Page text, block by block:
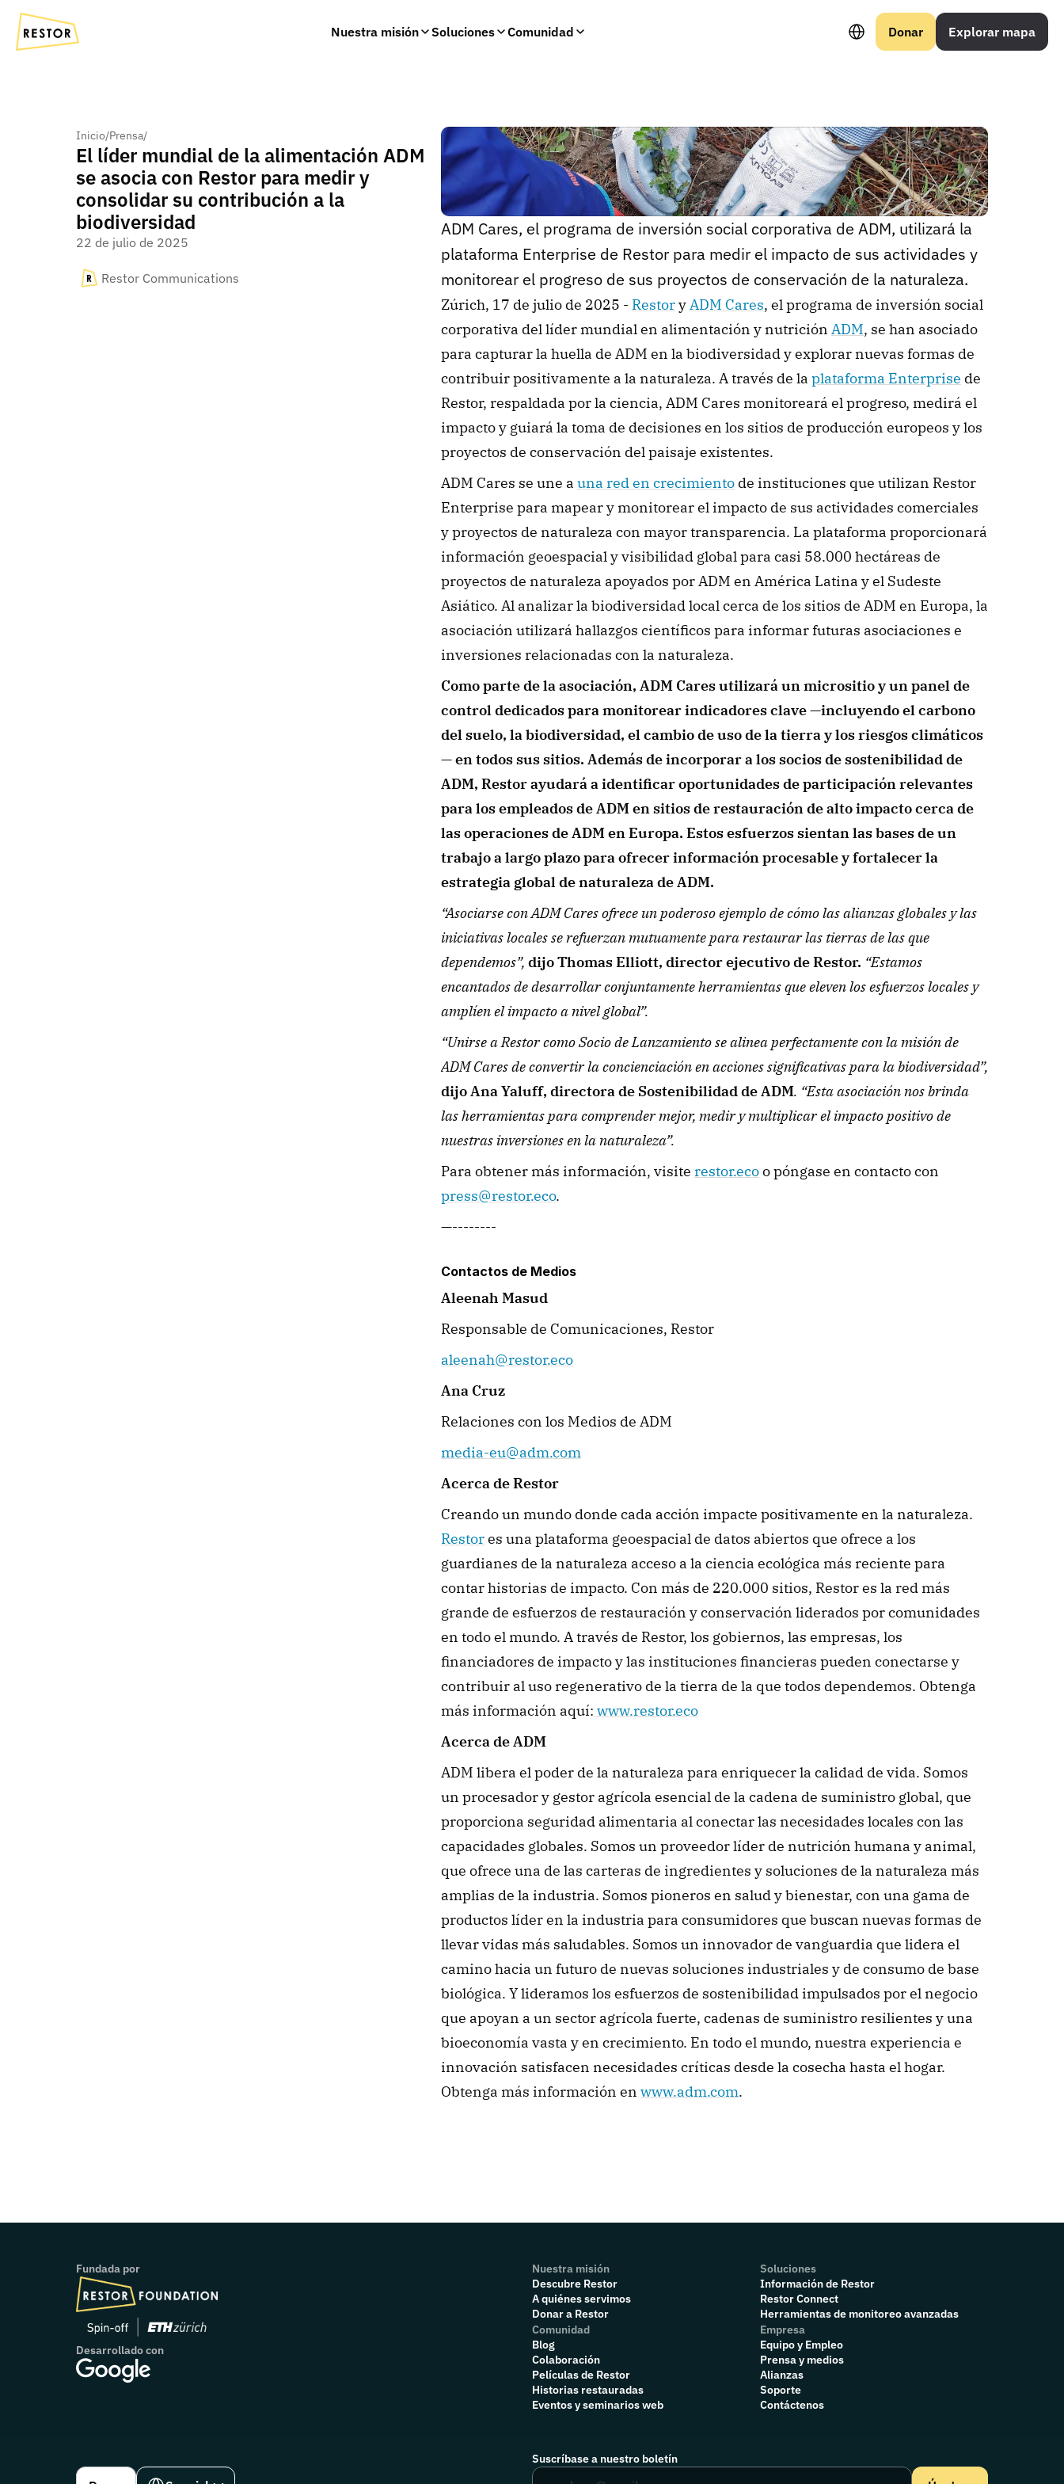
Nuestra misión Soluciones Comunidad
Select Language
Donar Explorar mapa
Inicio/Prensa/
El líder mundial de la alimentación ADM
se asocia con Restor para medir y
consolidar su contribución a la
biodiversidad
22 de julio de 2025
Restor Communications
ADM Cares, el programa de inversión social corporativa de ADM, utilizará la
plataforma Enterprise de Restor para medir el impacto de sus actividades y
monitorear el progreso de sus proyectos de conservación de la naturaleza.
Zúrich, 17 de julio de 2025 - Restor y ADM Cares, el programa de inversión social
corporativa del líder mundial en alimentación y nutrición ADM, se han asociado
para capturar la huella de ADM en la biodiversidad y explorar nuevas formas de
contribuir positivamente a la naturaleza. A través de la plataforma Enterprise de
Restor, respaldada por la ciencia, ADM Cares monitoreará el progreso, medirá el
impacto y guiará la toma de decisiones en los sitios de producción europeos y los
proyectos de conservación del paisaje existentes.
ADM Cares se une a una red en crecimiento de instituciones que utilizan Restor
Enterprise para mapear y monitorear el impacto de sus actividades comerciales
y proyectos de naturaleza con mayor transparencia. La plataforma proporcionará
información geoespacial y visibilidad global para casi 58.000 hectáreas de
proyectos de naturaleza apoyados por ADM en América Latina y el Sudeste
Asiático. Al analizar la biodiversidad local cerca de los sitios de ADM en Europa, la
asociación utilizará hallazgos científicos para informar futuras asociaciones e
inversiones relacionadas con la naturaleza.
Como parte de la asociación, ADM Cares utilizará un micrositio y un panel de
control dedicados para monitorear indicadores clave —incluyendo el carbono
del suelo, la biodiversidad, el cambio de uso de la tierra y los riesgos climáticos
— en todos sus sitios. Además de incorporar a los socios de sostenibilidad de
ADM, Restor ayudará a identificar oportunidades de participación relevantes
para los empleados de ADM en sitios de restauración de alto impacto cerca de
las operaciones de ADM en Europa. Estos esfuerzos sientan las bases de un
trabajo a largo plazo para ofrecer información procesable y fortalecer la
estrategia global de naturaleza de ADM.
“Asociarse con ADM Cares ofrece un poderoso ejemplo de cómo las alianzas globales y las
iniciativas locales se refuerzan mutuamente para restaurar las tierras de las que
dependemos”, dijo Thomas Elliott, director ejecutivo de Restor. “Estamos
encantados de desarrollar conjuntamente herramientas que eleven los esfuerzos locales y
amplíen el impacto a nivel global”.
“Unirse a Restor como Socio de Lanzamiento se alinea perfectamente con la misión de
dijo Ana Yaluff, directora de Sostenibilidad de ADM. “Esta asociación nos brinda
las herramientas para comprender mejor, medir y multiplicar el impacto positivo de
nuestras inversiones en la naturaleza”.
Para obtener más información, visite restor.eco
press@restor.eco.
—--------
Contactos de Medios
Aleenah Masud
Responsable de Comunicaciones, Restor
aleenah@restor.eco
Ana Cruz
Relaciones con los Medios de ADM
media-eu@adm.com
Acerca de Restor
Restor es una plataforma geoespacial de datos abiertos que ofrece a los
guardianes de la naturaleza acceso a la ciencia ecológica más reciente para
contar historias de impacto. Con más de 220.000 sitios, Restor es la red más
grande de esfuerzos de restauración y conservación liderados por comunidades
en todo el mundo. A través de Restor, los gobiernos, las empresas, los
financiadores de impacto y las instituciones financieras pueden conectarse y
contribuir al uso regenerativo de la tierra de la que todos dependemos. Obtenga
más información aquí: www.restor.eco
Acerca de ADM
ADM libera el poder de la naturaleza para enriquecer la calidad de vida. Somos
un procesador y gestor agrícola esencial de la cadena de suministro global, que
proporciona seguridad alimentaria al conectar las necesidades locales con las
capacidades globales. Somos un proveedor líder de nutrición humana y animal,
que ofrece una de las carteras de ingredientes y soluciones de la naturaleza más
amplias de la industria. Somos pioneros en salud y bienestar, con una gama de
productos líder en la industria para consumidores que buscan nuevas formas de
llevar vidas más saludables. Somos un innovador de vanguardia que lidera el
camino hacia un futuro de nuevas soluciones industriales y de consumo de base
biológica. Y lideramos los esfuerzos de sostenibilidad impulsados por el negocio
que apoyan a un sector agrícola fuerte, cadenas de suministro resilientes y una
bioeconomía vasta y en crecimiento. En todo el mundo, nuestra experiencia e
innovación satisfacen necesidades críticas desde la cosecha hasta el hogar.
Obtenga más información en www.adm.com.
Fundada por
Desarrollado con
Nuestra misión
Descubre Restor
A quiénes servimos
Donar a Restor
Soluciones
Información de Restor
Restor Connect
Herramientas de monitoreo avanzadas
Comunidad
Blog
Colaboración
Películas de Restor
Historias restauradas
Eventos y seminarios web
Empresa
Equipo y Empleo
Prensa y medios
Alianzas
Soporte
Contáctenos
Select Language
Suscríbase a nuestro boletín